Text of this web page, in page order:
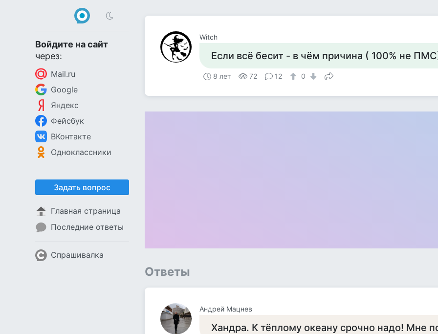
Войдите на сайт
через:
Mail.ru
Google
Яндекс
Фейсбук
ВКонтакте
Одноклассники
Задать вопрос
Главная страница
Последние ответы
Спрашивалка
Witch
Если всё бесит - в чём причина ( 100% не
8 лет 72 12 0
Ответы
Андрей Мацнев
Хандра. К тёплому океану срочно надо! Мне